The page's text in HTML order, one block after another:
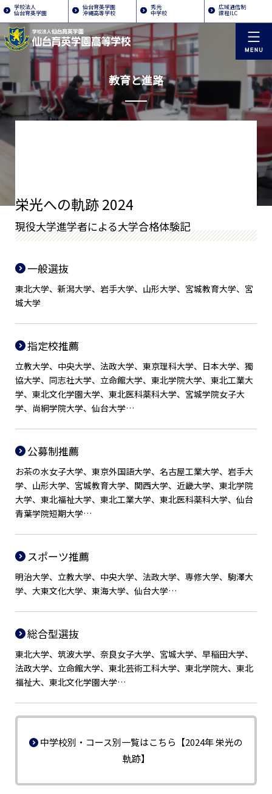
学校法人
仙台育英学園
仙台育英学園
沖縄高等学校
秀光
中学校
広域通信制
課程ILC
教育と進路
栄光への軌跡 2024
現役大学進学者による大学合格体験記
一般選抜
東北大学、新潟大学、岩手大学、山形大学、宮城教育大学、宮
城大学
指定校推薦
立教大学、中央大学、法政大学、東京理科大学、日本大学、獨
協大学、同志社大学、立命館大学、東北学院大学、東北工業大
学、東北文化学園大学、東北医科薬科大学、宮城学院女子大
学、尚絅学院大学、仙台大学…
公募制推薦
お茶の水女子大学、東京外国語大学、名古屋工業大学、岩手大
学、山形大学、宮城教育大学、関西大学、近畿大学、東北学院
大学、東北福祉大学、東北工業大学、東北医科薬科大学、仙台
青葉学院短期大学…
スポーツ推薦
明治大学、立教大学、中央大学、法政大学、専修大学、駒澤大
学、大東文化大学、東海大学、仙台大学…
総合型選抜
東北大学、筑波大学、奈良女子大学、宮城大学、早稲田大学、
法政大学、立命館大学、東北芸術工科大学、東北学院大、東北
福祉大、東北文化学園大学…
中学校別・コース別一覧はこちら【2024年 栄光の
軌跡】